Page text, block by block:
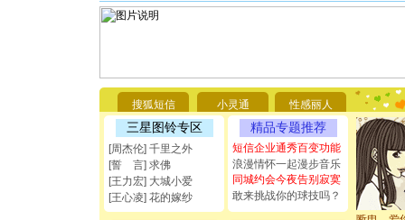
搜狐短信 小灵通 性感丽人
三星图铃专区
[周杰伦] 千里之外
[誓 言] 求佛
[王力宏] 大城小爱
[王心凌] 花的嫁纱
精品专题推荐
短信企业通秀百变功能
浪漫情怀一起漫步音乐
同城约会今夜告别寂寞
敢来挑战你的球技吗？
[圣诞节]
你太多，
要平安
[圣诞节]
能正大光
都要快乐
[圣诞节]
如意,快
[元旦]看
断电。爱